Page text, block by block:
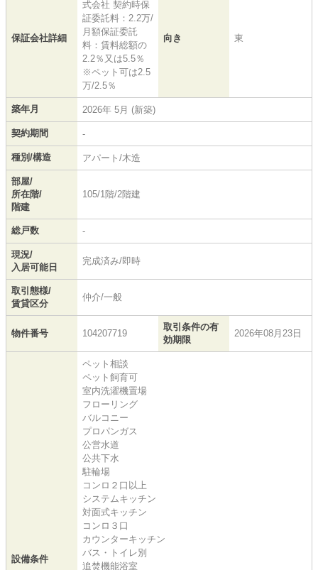
保証会社詳細
式会社 契約時保
証委託料：2.2万/
月額保証委託
料：賃料総額の
2.2％又は5.5％
※ペット可は2.5
万/2.5％
向き 東
築年月 2026年 5月 (新築)
契約期間 -
種別/構造 アパート/木造
部屋/
所在階/
階建
105/1階/2階建
総戸数 -
現況/
入居可能日
完成済み/即時
取引態様/
賃貸区分
仲介/一般
物件番号 104207719
取引条件の有
効期限
2026年08月23日
設備条件
ペット相談
ペット飼育可
室内洗濯機置場
フローリング
バルコニー
プロパンガス
公営水道
公共下水
駐輪場
コンロ２口以上
システムキッチン
対面式キッチン
コンロ３口
カウンターキッチン
バス・トイレ別
追焚機能浴室